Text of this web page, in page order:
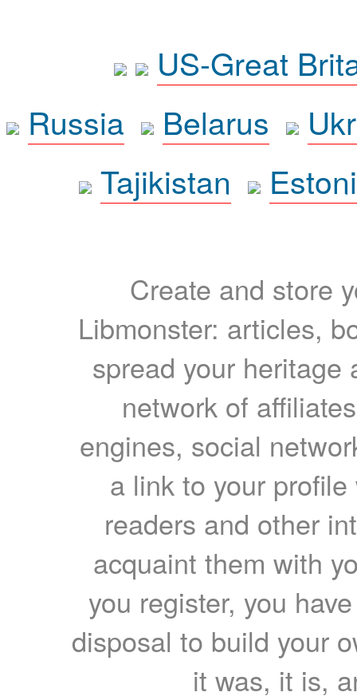
US-Great
Russia
Belarus
Tajikistan
Create and store
Libmonster: articles,
spread your heritage
network of
engines, social
a link to your
readers and other
acquaint them with
you register, you
disposal to build your
it was, it is,